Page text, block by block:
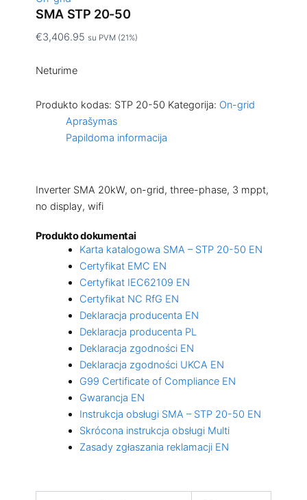
SMA STP 20-50
€3,406.95 su PVM (21%)
Neturime
Produkto kodas: STP 20-50 Kategorija: On-grid
Aprašymas
Papildoma informacija
Inverter SMA 20kW, on-grid, three-phase, 3 mppt,
no display, wifi
Produkto dokumentai
Karta katalogowa SMA – STP 20-50 EN
Certyfikat EMC EN
Certyfikat IEC62109 EN
Certyfikat NC RfG EN
Deklaracja producenta EN
Deklaracja producenta PL
Deklaracja zgodności EN
Deklaracja zgodności UKCA EN
G99 Certificate of Compliance EN
Gwarancja EN
Instrukcja obsługi SMA – STP 20-50 EN
Skrócona instrukcja obsługi Multi
Zasady zgłaszania reklamacji EN